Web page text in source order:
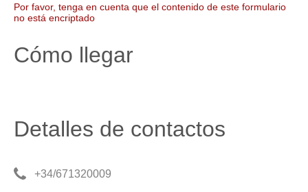
Por favor, tenga en cuenta que el contenido de este formulario
no está encriptado
Cómo llegar
Detalles de contactos
+34/671320009